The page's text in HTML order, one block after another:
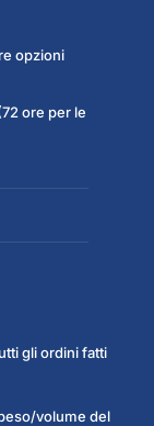
opzioni
ore per le
gli ordini fatti
volume del